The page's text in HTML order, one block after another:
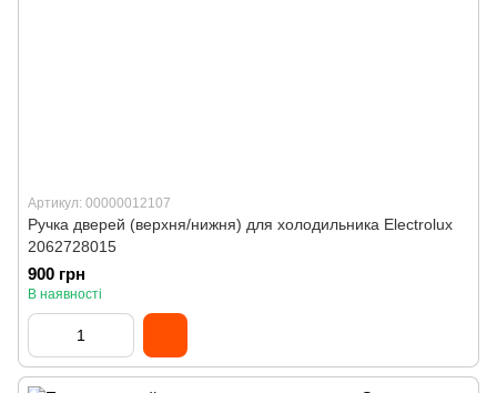
Артикул: 00000012107
Ручка дверей (верхня/нижня) для холодильника Electrolux
2062728015
900 грн
В наявності